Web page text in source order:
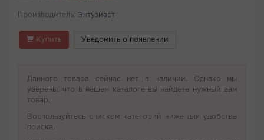
Производитель: Энтузиаст
Купить Уведомить о появлении
Данного товара сейчас нет в наличии. Однако мы
уверены, что в нашем каталоге вы найдете нужный вам
товар.
Воспользуйтесь списком категорий ниже для удобства
поиска.